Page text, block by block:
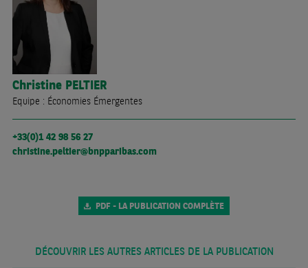
Christine PELTIER
Equipe : Économies Émergentes
+33(0)1 42 98 56 27
christine.peltier@bnpparibas.com
PDF - LA PUBLICATION COMPLÈTE
DÉCOUVRIR LES AUTRES ARTICLES DE LA PUBLICATION